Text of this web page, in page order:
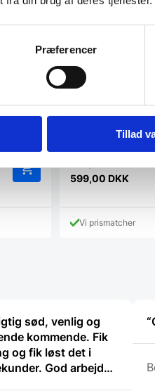
Præferencer
Tillad
med den
Rosey
MIA – Fyrretræ
Vores vinreoler i
er fremstillet af det
håndværk…
599,00 DKK
Vi prismatcher
sød, venlig og
kommende. Fik
og fik løst det i
God arbejde